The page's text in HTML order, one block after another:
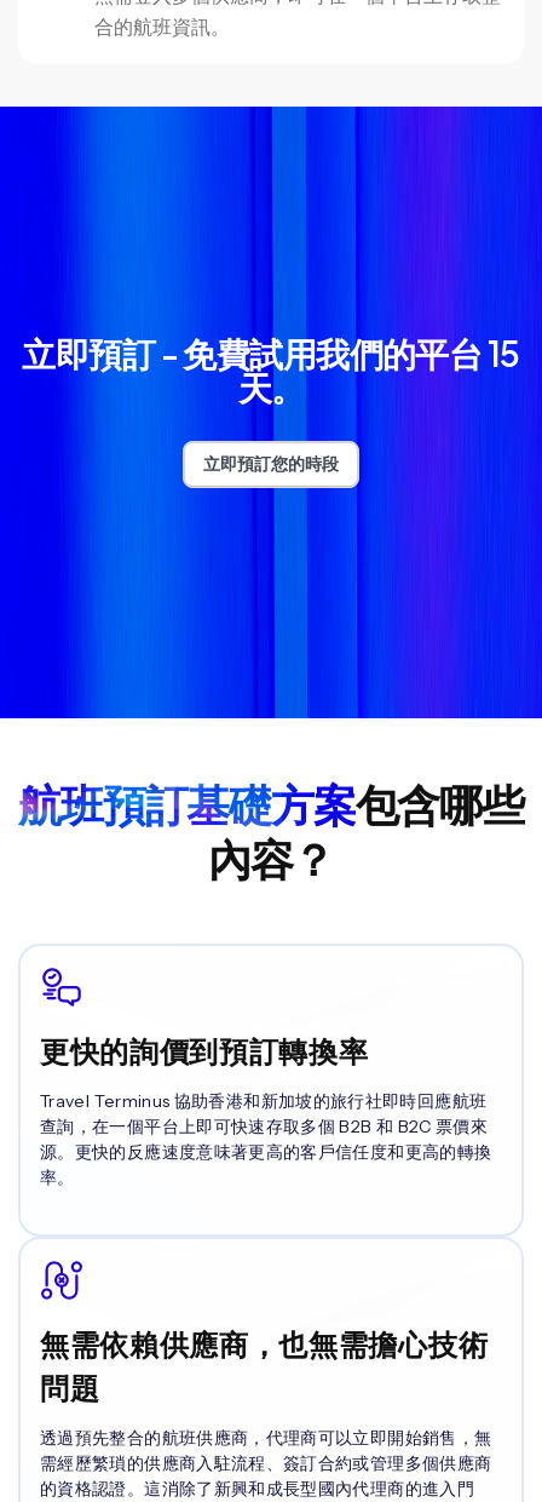
合的航班資訊。
立即預訂 - 免費試用我們的平台 15
天。
立即預訂您的時段
航班預訂基礎方案包含哪些
內容？
更快的詢價到預訂轉換率
Travel Terminus 協助香港和新加坡的旅行社即時回應航班
查詢，在一個平台上即可快速存取多個 B2B 和 B2C 票價來
源。更快的反應速度意味著更高的客戶信任度和更高的轉換
率。
無需依賴供應商，也無需擔心技術
問題
透過預先整合的航班供應商，代理商可以立即開始銷售，無
需經歷繁瑣的供應商入駐流程、簽訂合約或管理多個供應商
的資格認證。這消除了新興和成長型國內代理商的進入門